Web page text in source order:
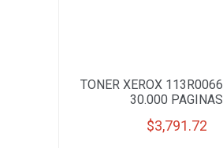
TONER XEROX
30.000 PAGINAS
$3,791.72